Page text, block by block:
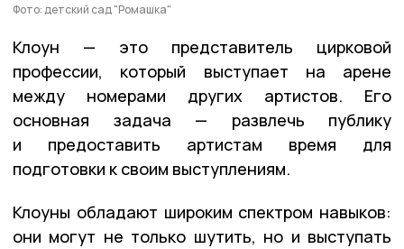
Фото: детский сад "Ромашка"
Клоун — это представитель цирковой
профессии, который выступает на арене
между номерами других артистов. Его
основная задача — развлечь публику
и предоставить артистам время для
подготовки к своим выступлениям.
Клоуны обладают широким спектром навыков:
они могут не только шутить, но и выступать